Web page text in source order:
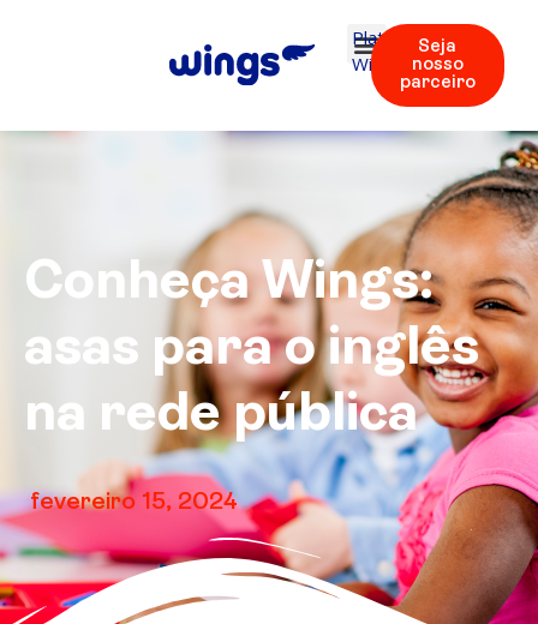
Plataforma
Wings
Seja
nosso
parceiro
Conheça Wings:
asas para o inglês
na rede pública
fevereiro 15, 2024